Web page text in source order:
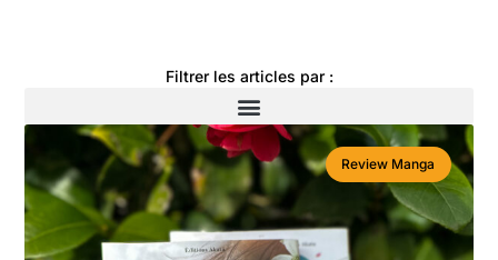
Filtrer les articles par :
Review Manga